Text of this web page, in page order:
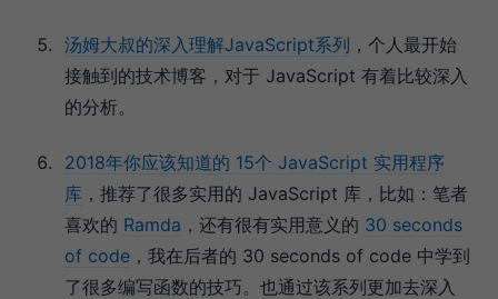
汤姆大叔的深入理解JavaScript系列 ，个人最开始
接触到的技术博客，对于 JavaScript 有着比较深入
的分析。
2018年你应该知道的 15个 JavaScript 实用程序
库 ，推荐了很多实用的 JavaScript 库，比如：笔者
喜欢的 Ramda ，还有很有实用意义的 30 seconds
of code ，我在后者的 30 seconds of code 中学到
了很多编写函数的技巧。也通过该系列更加去深入